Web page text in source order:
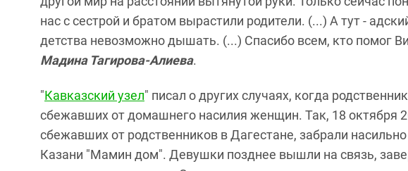
нас с сестрой и братом вырастили родители. (...) А тут -
детства невозможно дышать. (...) Спасибо всем, кто помог
Мадина Тагирова-Алиева.
"Кавказский узел" писал о других случаях, когда
сбежавших от домашнего насилия женщин. Так, 18 октября
сбежавших от родственников в Дагестане, забрали
Казани "Мамин дом". Девушки позднее вышли на связь,